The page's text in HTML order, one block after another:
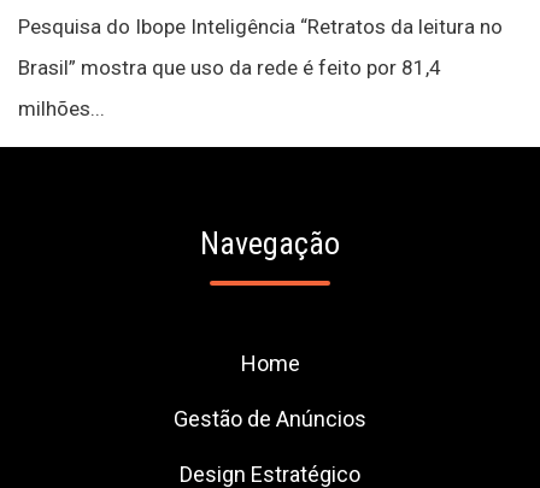
Pesquisa do Ibope Inteligência “Retratos da leitura no
Brasil” mostra que uso da rede é feito por 81,4
milhões...
Navegação
Home
Gestão de Anúncios
Design Estratégico